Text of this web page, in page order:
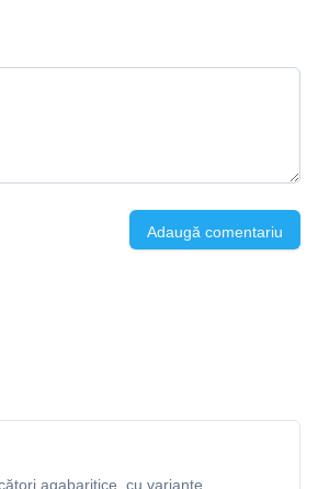
Adaugă comentariu
agabaritice, cu variante,